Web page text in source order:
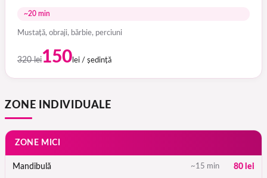
~20 min
Mustață, obraji, bărbie, perciuni
320 lei150 lei / ședință
ZONE INDIVIDUALE
ZONE MICI
Mandibulă ~15 min 80 lei